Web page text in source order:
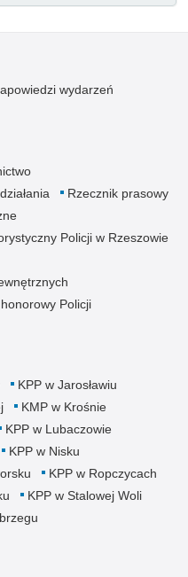
wydarzeń
Rzecznik prasowy
Policji w Rzeszowie
Policji
KPP w Jarosławiu
KMP w Krośnie
KPP w Lubaczowie
KPP w Nisku
KPP w Ropczycach
KPP w Stalowej Woli